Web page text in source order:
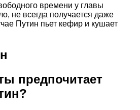
времени у главы
не всегда получается даже
Путин пьет кефир и кушает
предпочитает